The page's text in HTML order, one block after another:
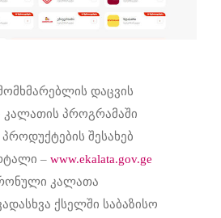
დაცვის
კალათის პროგრამაში
შესახებ
– www.ekalata.gov.ge
კალათა
ქსელში საბაზისო